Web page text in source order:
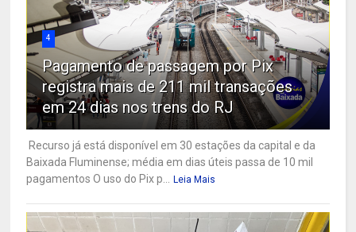
4
Pagamento de passagem por Pix
registra mais de 211 mil transações
em 24 dias nos trens do RJ
Recurso já está disponível em 30 estações da capital e da
Baixada Fluminense; média em dias úteis passa de 10 mil
pagamentos O uso do Pix p...
Leia Mais